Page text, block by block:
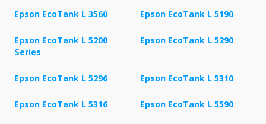
Epson EcoTank L 3560 Epson EcoTank L 5190
Epson EcoTank L 5200
Series
Epson EcoTank L 5290
Epson EcoTank L 5296 Epson EcoTank L 5310
Epson EcoTank L 5316 Epson EcoTank L 5590